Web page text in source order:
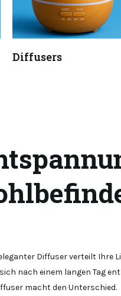
Diffusers
eleganter Diffuser verteilt Ihre
nach einem langen Tag
macht den Unterschied.